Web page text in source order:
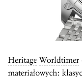
Heritage Worldtimer
materiałowych: